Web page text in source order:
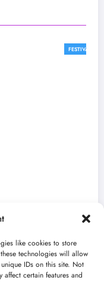
like cookies to store
technologies will allow
IDs on this site. Not
certain features and
i ovog